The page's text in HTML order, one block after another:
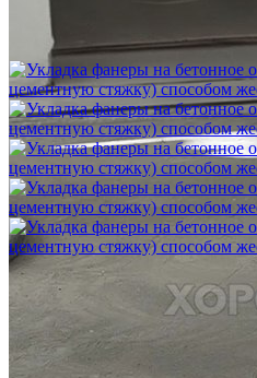
Шлифовка стяжки с
1 500 ₽
Укладка фанеры на бетонное
цементную стяжку) способом